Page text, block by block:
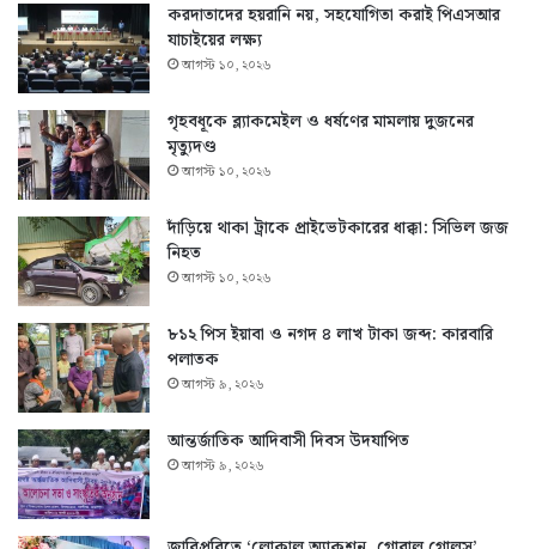
করদাতাদের হয়রানি নয়, সহযোগিতা করাই পিএসআর
যাচাইয়ের লক্ষ্য
আগস্ট ১০, ২০২৬
গৃহবধূকে ব্ল্যাকমেইল ও ধর্ষণের মামলায় দুজনের
মৃত্যুদণ্ড
আগস্ট ১০, ২০২৬
দাঁড়িয়ে থাকা ট্রাকে প্রাইভেটকারের ধাক্কা: সিভিল জজ
নিহত
আগস্ট ১০, ২০২৬
৮১২ পিস ইয়াবা ও নগদ ৪ লাখ টাকা জব্দ: কারবারি
পলাতক
আগস্ট ৯, ২০২৬
আন্তর্জাতিক আদিবাসী দিবস উদযাপিত
আগস্ট ৯, ২০২৬